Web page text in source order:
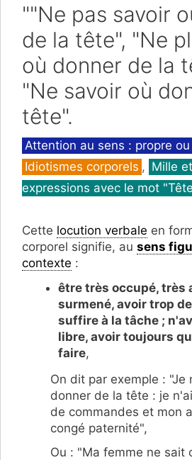
""Ne pas savoir
de la tête", "Ne
où donner de la
"Ne savoir où
tête".
Catégories
Attention au sens : propre
Idiotismes corporels , Mille
expressions avec le mot
Cette locution verbale en
corporel signifie, au sens
contexte :
être très occupé, très
surmené, avoir trop
suffire à la tâche ;
libre, avoir toujours
faire,
On dit par exemple : "Je
donner de la tête : je
de commandes et mon
congé paternité",
Ou : "Ma femme ne sait